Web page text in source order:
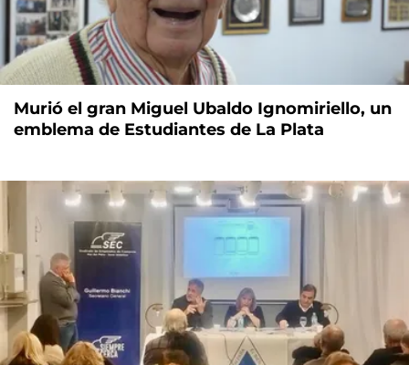
Murió el gran Miguel Ubaldo Ignomiriello, un
emblema de Estudiantes de La Plata